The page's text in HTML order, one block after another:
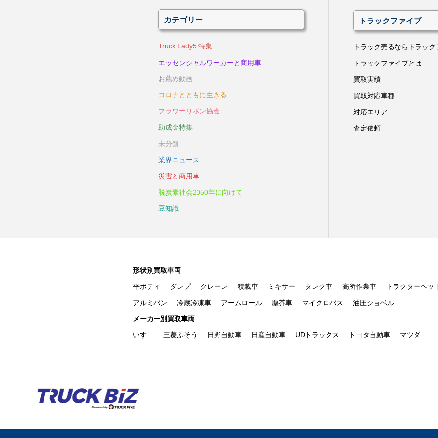
カテゴリー
Truck Lady5 特集
エッセンシャルワーカーと商用車
お薦め動画
コロナとともに生きる
フラワーリボン協会
助成金特集
未分類
業界ニュース
災害と商用車
脱炭素社会2050年に向けて
豆知識
トラックファイブ
トラック売るならトラック
トラックファイブとは
買取実績
買取対応車種
対応エリア
査定依頼
形状別買取車両
平ボディ ダンプ クレーン 積載車 ミキサー タンク車 高所作業車 トラクターヘッ
アルミバン 冷蔵冷凍車 アームロール 塵芥車 マイクロバス 油圧ショベル
メーカー別買取車両
いすゞ 三菱ふそう 日野自動車 日産自動車 UDトラックス トヨタ自動車 マツダ